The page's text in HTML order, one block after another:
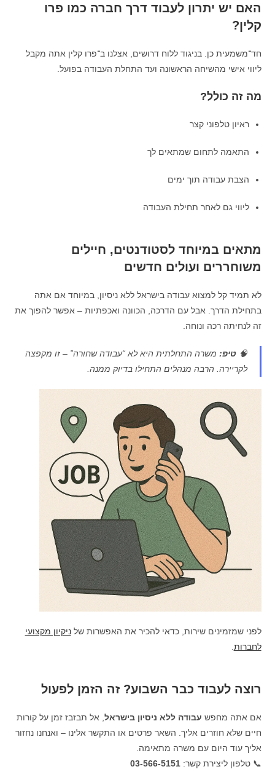
האם יש יתרון לעבוד דרך חברה כמו פרו
קלין?
חד־משמעית כן. בניגוד ללוח דרושים, אצלנו ב־פרו קלין אתה מקבל
ליווי אישי מהשיחה הראשונה ועד התחלת העבודה בפועל.
מה זה כולל?
ראיון טלפוני קצר
התאמה לתחום שמתאים לך
הצבת עבודה תוך ימים
ליווי גם לאחר תחילת העבודה
מתאים במיוחד לסטודנטים, חיילים
משוחררים ועולים חדשים
לא תמיד קל למצוא עבודה בישראל ללא ניסיון, במיוחד אם אתה
בתחילת הדרך. אבל עם הדרכה, הכוונה ואכפתיות – אפשר להפוך את
זה לנחיתה רכה ונוחה.
🧠טיפ: משרה התחלתית היא לא “עבודה שחורה” – זו מקפצה
לקריירה. הרבה מנהלים התחילו בדיוק ממנה.
לפני שמזמינים שירות, כדאי להכיר את האפשרות שלניקיון מקצועי
לחברות
רוצה לעבוד כבר השבוע? זה הזמן לפעול
אם אתה מחפש עבודה ללא ניסיון בישראל , אל תבזבז זמן על קורות
חיים שלא חוזרים אליך. השאר פרטים או התקשר אלינו – ואנחנו נחזור
אליך עוד היום עם משרה מתאימה.
📞 טלפון ליצירת קשר:03-566-5151